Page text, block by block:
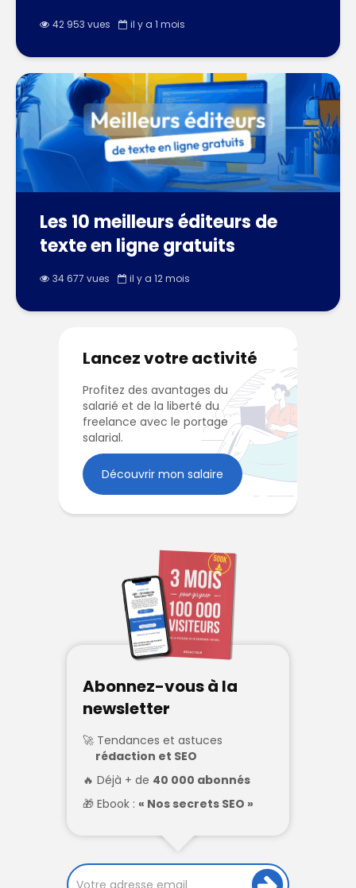
42 953 vues il y a 1 mois
Les 10 meilleurs éditeurs de
texte en ligne gratuits
34 677 vues il y a 12 mois
Lancez votre activité
Profitez des avantages du
salarié et de la liberté du
freelance avec le portage
salarial.
Découvrir mon salaire
Abonnez-vous à la
newsletter
Tendances et astuces
rédaction et SEO
Déjà + de 40 000 abonnés
Ebook : « Nos secrets SEO »